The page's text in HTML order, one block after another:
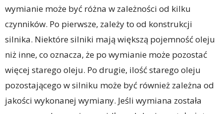
wymianie może być różna w zależności od kilku
czynników. Po pierwsze, zależy to od konstrukcji
silnika. Niektóre silniki mają większą pojemność oleju
niż inne, co oznacza, że po wymianie może pozostać
więcej starego oleju. Po drugie, ilość starego oleju
pozostającego w silniku może być również zależna od
jakości wykonanej wymiany. Jeśli wymiana została